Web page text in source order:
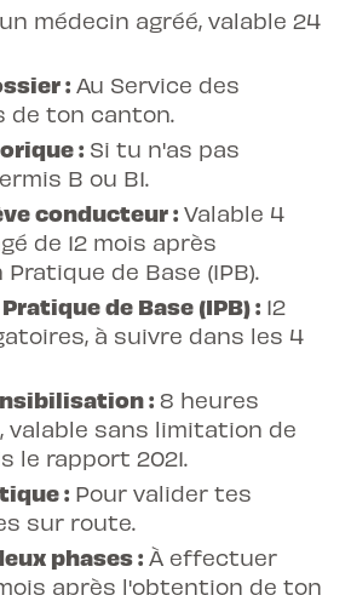
médecin agréé, valable 24
: Au Service des
de ton canton.
: Si tu n'as pas
B ou B1.
conducteur : Valable 4
de 12 mois après
de Base (IPB).
de Base (IPB) : 12
à suivre dans les 4
: 8 heures
valable sans limitation de
le rapport 2021.
: Pour valider tes
sur route.
phases : À effectuer
après l'obtention de ton